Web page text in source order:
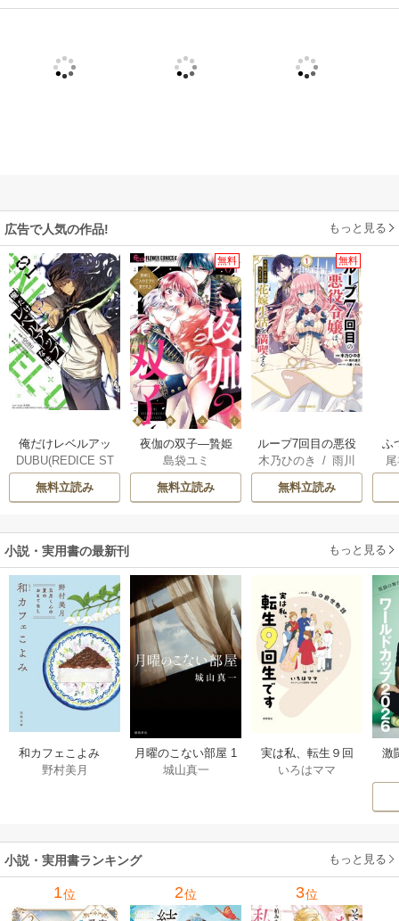
広告で人気の作品! もっと見る
俺だけレベルアッ
プな件
DUBU(REDICE ST
UDIO)/Chugong/
h-goon
無料立読み
無料
夜伽の双子―贄姫
は二人の王子に愛
される―
島袋ユミ
無料立読み
無料
ループ7回目の悪役
令嬢は、元敵国で
自由気ままな花嫁
生活を満喫する
木乃ひのき /雨川
透子/八美☆わん
無料立読み
ふ
小説・実用書の最新刊 もっと見る
和カフェこよみ
五月くんの夏のお
野村美月
月曜のこない部屋 1
巻
城山真一
実は私、転生９回
生です マンガ
いろはママ
激
小説・実用書ランキング もっと見る
1位 2位 3位